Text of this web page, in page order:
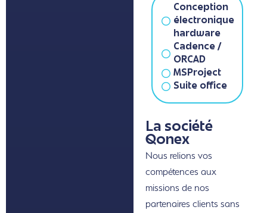
Conception
électronique
hardware
Cadence /
ORCAD
MSProject
Suite office
La société
Qonex
Nous relions vos
compétences aux
missions de nos
partenaires clients sans